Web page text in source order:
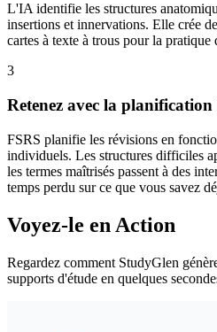
L'IA identifie les structures
insertions et innervations. Elle crée
cartes à texte à trous pour la pratique
3
Retenez avec la planification
FSRS planifie les révisions en
individuels. Les structures difficiles
les termes maîtrisés passent à des
temps perdu sur ce que vous savez
Voyez-le en Action
Regardez comment StudyGlen
supports d'étude en quelques